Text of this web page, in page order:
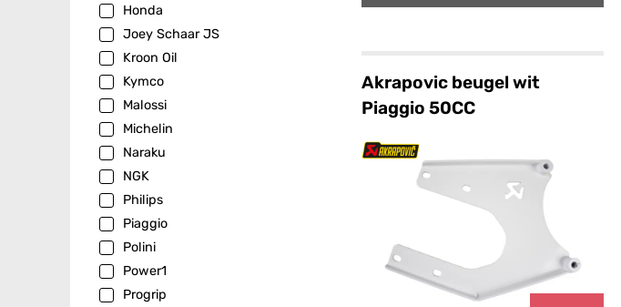
Honda
Joey Schaar JS
Kroon Oil
Kymco
Malossi
Michelin
Naraku
NGK
Philips
Piaggio
Polini
Power1
Progrip
Akrapovic beugel wit
Piaggio 50CC